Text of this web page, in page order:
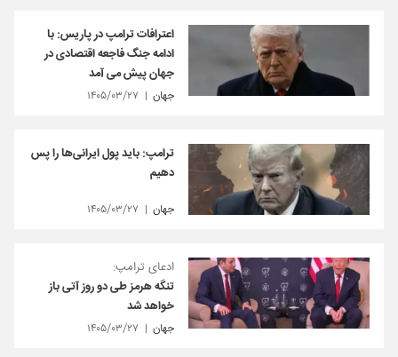
اعترافات ترامپ در پاریس: با
ادامه جنگ فاجعه اقتصادی در
جهان پیش می آمد
جهان ۱۴۰۵/۰۳/۲۷
ترامپ: باید پول ایرانی‌ها را پس
دهیم
جهان ۱۴۰۵/۰۳/۲۷
ادعای ترامپ:
تنگه هرمز طی دو روز آتی باز
خواهد شد
جهان ۱۴۰۵/۰۳/۲۷